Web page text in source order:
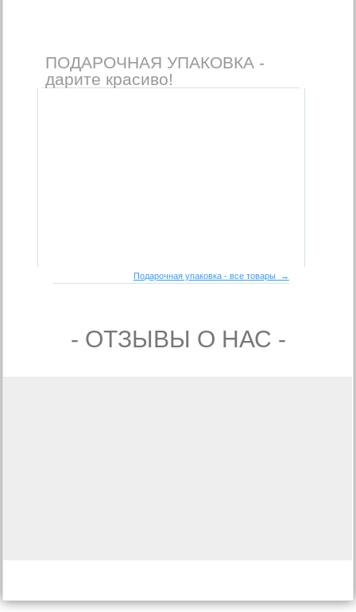
ПОДАРОЧНАЯ УПАКОВКА -
дарите красиво!
Подарочная упаковка - все товары →
- ОТЗЫВЫ О НАС -